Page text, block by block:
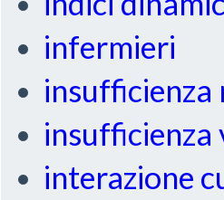
infermieri
interazione